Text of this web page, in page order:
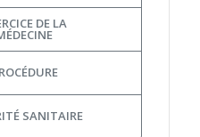
DE LA
SANITAIRE